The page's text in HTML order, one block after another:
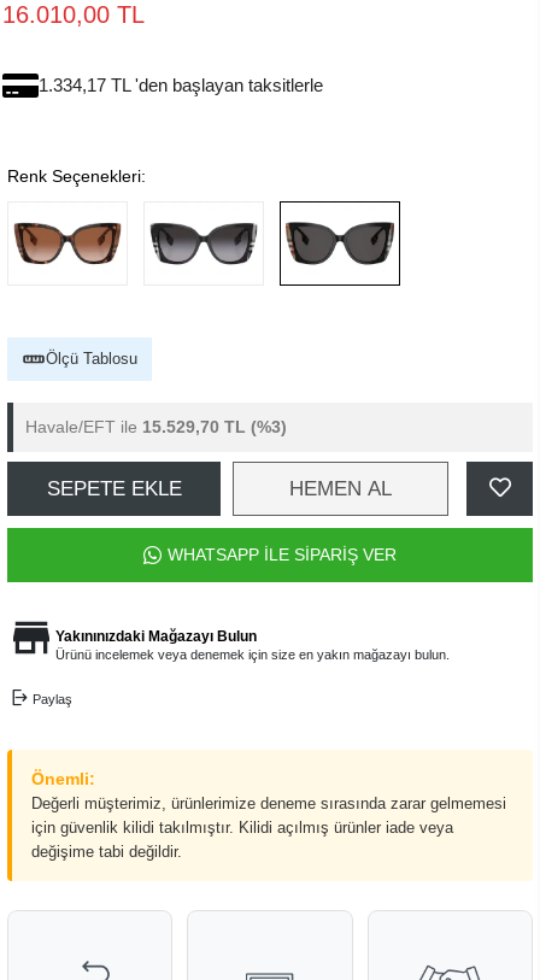
16.010,00 TL
1.334,17 TL 'den başlayan taksitlerle
Renk Seçenekleri:
Ölçü Tablosu
Havale/EFT ile 15.529,70 TL (%3)
SEPETE EKLE HEMEN AL
WHATSAPP İLE SİPARİŞ VER
Yakınınızdaki Mağazayı Bulun
Ürünü incelemek veya denemek için size en yakın mağazayı bulun.
Paylaş
Önemli:
Değerli müşterimiz, ürünlerimize deneme sırasında zarar gelmemesi
için güvenlik kilidi takılmıştır. Kilidi açılmış ürünler iade veya
değişime tabi değildir.